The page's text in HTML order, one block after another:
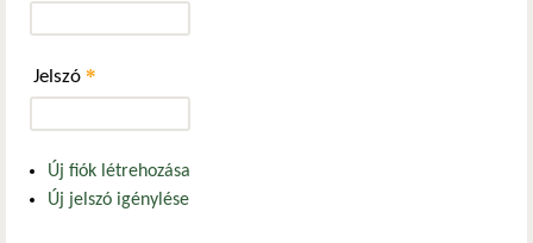
Jelszó *
Új fiók létrehozása
Új jelszó igénylése